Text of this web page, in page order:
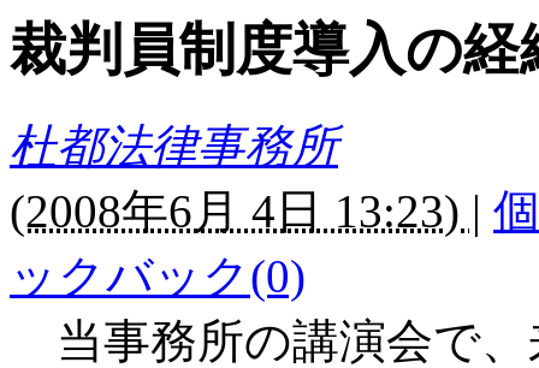
裁判員制度導入の経
杜都法律事務所
(2008年6月 4日 13:23) |
ックバック(0)
当事務所の講演会で、